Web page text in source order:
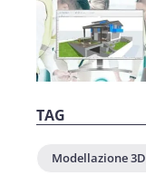
TAG
Modellazione 3D